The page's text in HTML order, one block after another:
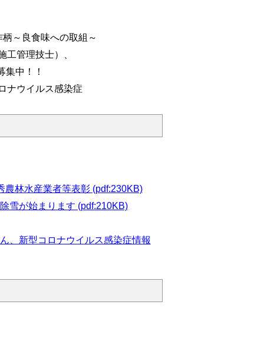
～良食味への取組～
管理技士）、
中！！
ウイルス感染症
林水産業者等表彰 (pdf:230KB)
雪が始まります (pdf:210KB)
、新型コロナウイルス感染症情報